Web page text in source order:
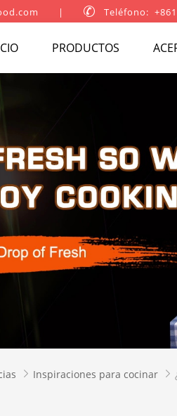
|  Teléfono:
PRODUCTOS
 Inspiraciones para cocinar 